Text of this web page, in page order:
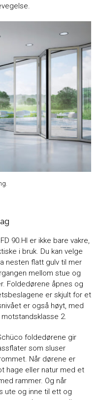
90.HI er ikke bare vakre,
i bruk. Du kan velge
nesten flatt gulv til mer
mellom stue og
Foldedørene åpnes og
er skjult for et
er også høyt, med
2.
foldedørene gir
som sluser
Når dørene er
hage eller natur med et
rammer. Og når
ute og inne til ett og